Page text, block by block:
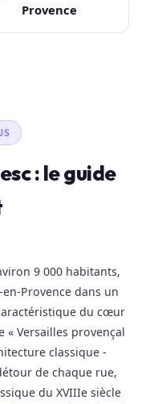
Provence
: le guide
9 000 habitants,
Provence dans un
du cœur
« Versailles provençal
classique -
de chaque rue,
du XVIIIe siècle